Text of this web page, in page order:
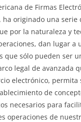
de Firmas
ha originado una serie
por la naturaleza y
dan lugar a
que sólo pueden ser
legal de avanzada
electrónico, permita
de
necesarios para
operaciones de